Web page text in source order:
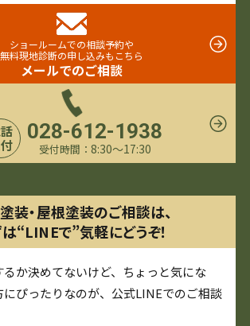
ショールームでの相談予約や
無料現地診断の申し込みもこちら
メールでのご相談
028-612-1938
受付時間： 8:30〜17:30
装・屋根塗装のご相談は、
“LINEで”気軽にどうぞ！
るか決めてないけど、ちょっと気にな
ぴったりなのが、公式LINEでのご相談